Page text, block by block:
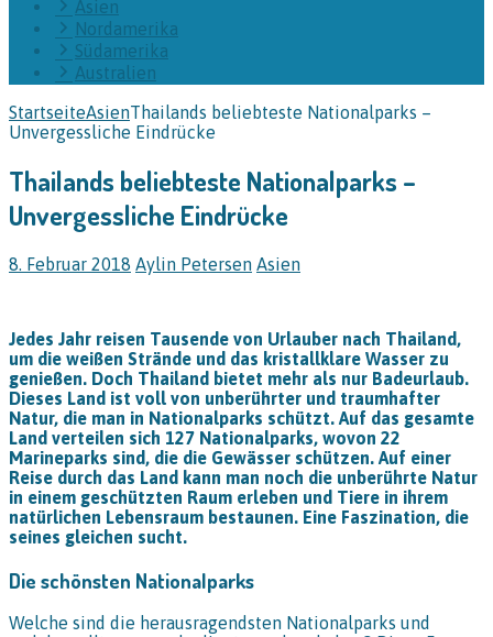
Asien
Nordamerika
Südamerika
Australien
StartseiteAsienThailands beliebteste Nationalparks –
Unvergessliche Eindrücke
Thailands beliebteste Nationalparks –
Unvergessliche Eindrücke
8. Februar 2018 Aylin Petersen Asien
Jedes Jahr reisen Tausende von Urlauber nach Thailand,
um die weißen Strände und das kristallklare Wasser zu
genießen. Doch Thailand bietet mehr als nur Badeurlaub.
Dieses Land ist voll von unberührter und traumhafter
Natur, die man in Nationalparks schützt. Auf das gesamte
Land verteilen sich 127 Nationalparks, wovon 22
Marineparks sind, die die Gewässer schützen. Auf einer
Reise durch das Land kann man noch die unberührte Natur
in einem geschützten Raum erleben und Tiere in ihrem
natürlichen Lebensraum bestaunen. Eine Faszination, die
seines gleichen sucht.
Die schönsten Nationalparks
Welche sind die herausragendsten Nationalparks und